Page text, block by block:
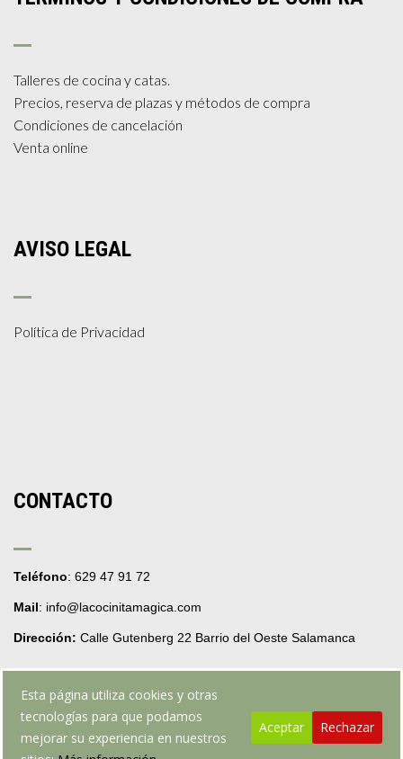
Talleres de cocina y catas.
Precios, reserva de plazas y métodos de compra
Condiciones de cancelación
Venta online
AVISO LEGAL
Política de Privacidad
CONTACTO
Teléfono: 629 47 91 72
Mail: info@lacocinitamagica.com
Dirección: Calle Gutenberg 22 Barrio del Oeste Salamanca
Web realizada por webpruebarafafo.com
Esta página utiliza cookies y otras
tecnologías para que podamos
mejorar su experiencia en nuestros
Aceptar Rechazar